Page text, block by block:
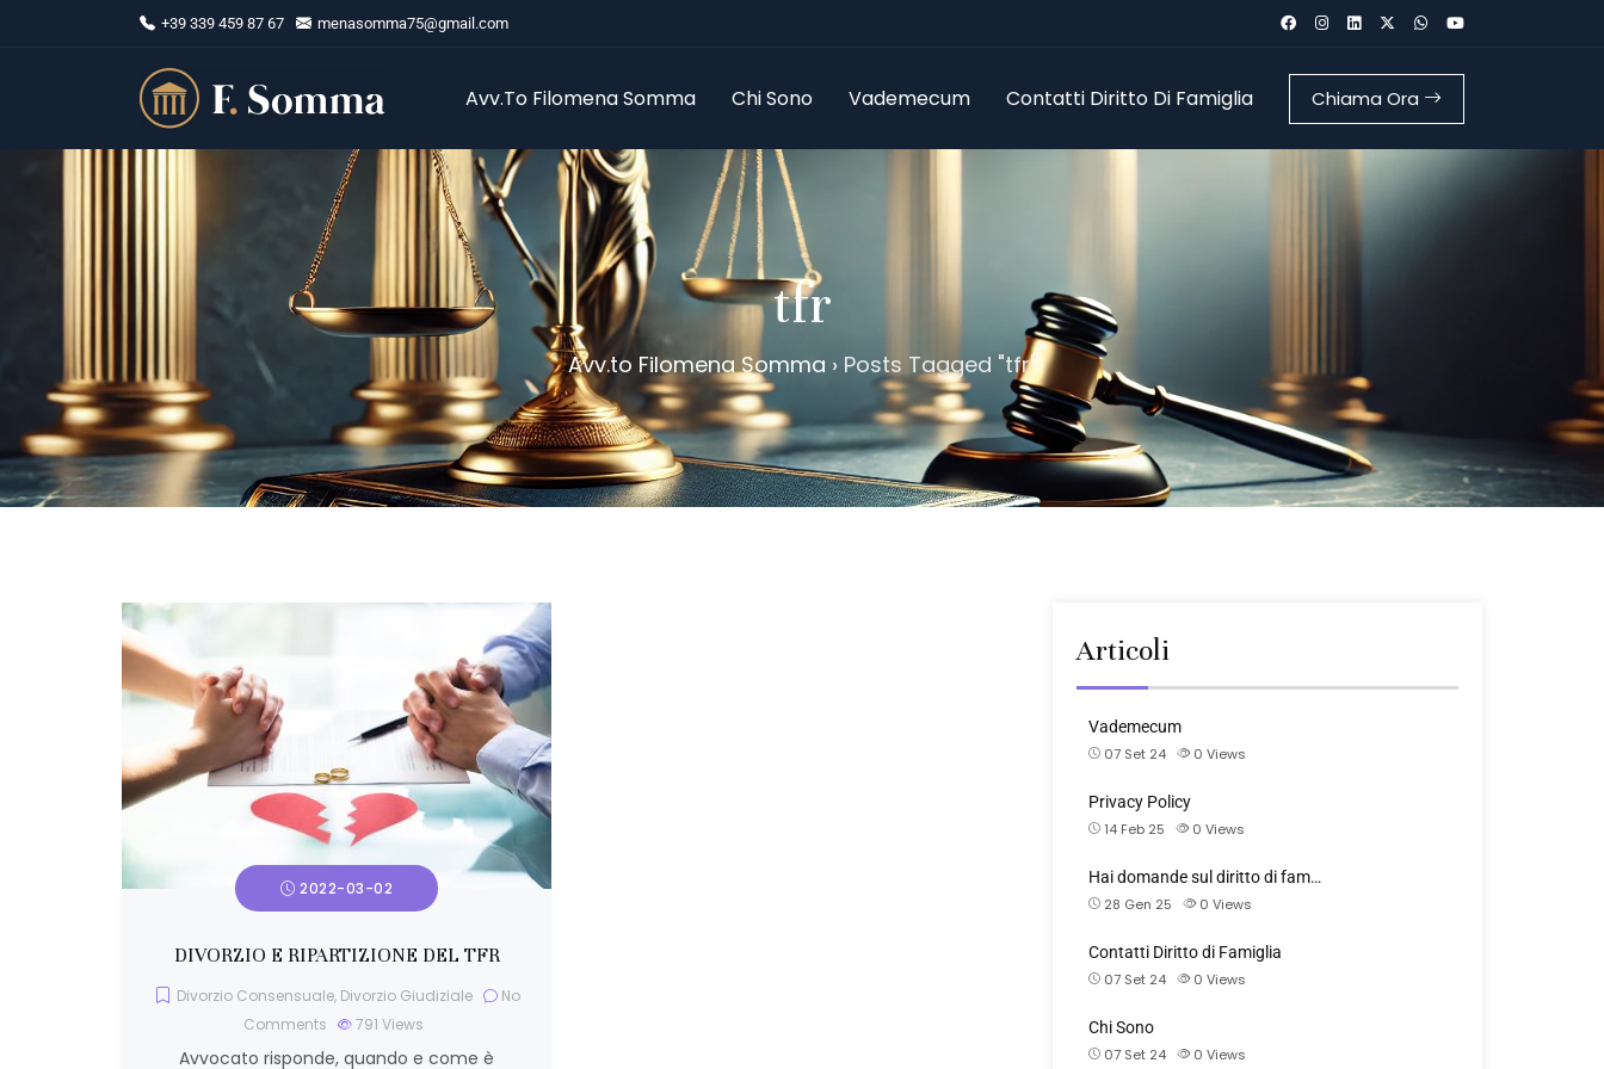
+39 339 459 87 67 menasomma75@gmail.com
Avv.to Filomena Somma Chi Sono Vademecum Contatti Diritto Di Famiglia Chiama Ora
tfr
Avv.to Filomena Somma › Posts Tagged "tfr"
2022-03-02
DIVORZIO E RIPARTIZIONE DEL TFR
Divorzio Consensuale, Divorzio Giudiziale
No
Comments
791 Views
Avvocato risponde, quando e come è
Articoli
Vademecum
07 Set 24
0 Views
Privacy Policy
14 Feb 25
0 Views
Hai domande sul diritto di fam…
28 Gen 25
0 Views
Contatti Diritto di Famiglia
07 Set 24
0 Views
Chi Sono
07 Set 24
0 Views